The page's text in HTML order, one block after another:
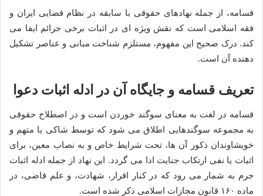
قسامه، از جمله نهادهای حقوقی با سابقه در نظام قضایی ایران و
فقه اسلامی است که نقش ویژه ای در اثبات برخی جرائم ایفا می
کند. درک صحیح این مفهوم، مستلزم شناخت مبانی و عناصر تشکیل
دهنده آن است.
تعریف قسامه و جایگاه آن در ادله اثبات دعوا
قسامه در لغت به معنای سوگند خوردن است و در اصطلاح حقوقی
به مجموعه سوگندهایی اطلاق می شود که توسط شاکی یا متهم و
خویشاوندان ذکور آن ها، تحت شرایط خاص و به نصاب معین، برای
اثبات یا نفی ارتکاب جنایت ادا می گردد. این نهاد از جمله ادله اثبات
جرم به شمار می رود که در کنار اقرار، شهادت، و علم قاضی، در
ماده ۱۶۰ قانون مجازات اسلامی ذکر شده است.